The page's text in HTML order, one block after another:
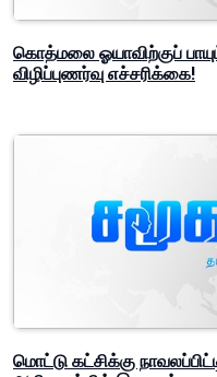
சூரியனை முழுமையாக
நடத்தையிலும் மாற்றங்களை
கொத்மலை ஓயாவிற்குப்
விழிப்புணர்வு எச்சரிக்கை!